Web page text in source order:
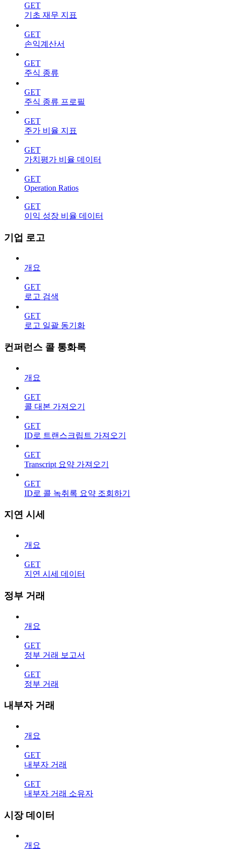
GET
기초 재무 지표
GET
손익계산서
GET
주식 종류
GET
주식 종류 프로필
GET
주가 비율 지표
GET
가치평가 비율 데이터
GET
Operation Ratios
GET
이익 성장 비율 데이터
기업 로고
개요
GET
로고 검색
GET
로고 일괄 동기화
컨퍼런스 콜 통화록
개요
GET
콜 대본 가져오기
GET
ID로 트랜스크립트 가져오기
GET
Transcript 요약 가져오기
GET
ID로 콜 녹취록 요약 조회하기
지연 시세
개요
GET
지연 시세 데이터
정부 거래
개요
GET
정부 거래 보고서
GET
정부 거래
내부자 거래
개요
GET
내부자 거래
GET
내부자 거래 소유자
시장 데이터
개요